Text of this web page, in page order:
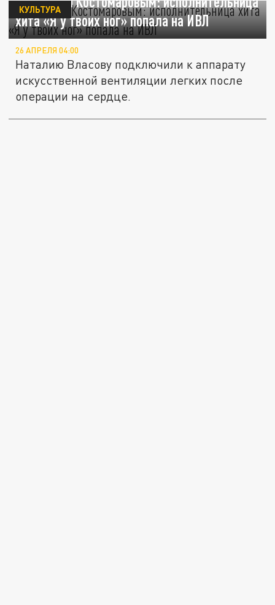
хита «Я у твоих ног» попала на ИВЛ
КУЛЬТУРА
26 АПРЕЛЯ 04:00
Наталию Власову подключили к аппарату
искусственной вентиляции легких после
операции на сердце.